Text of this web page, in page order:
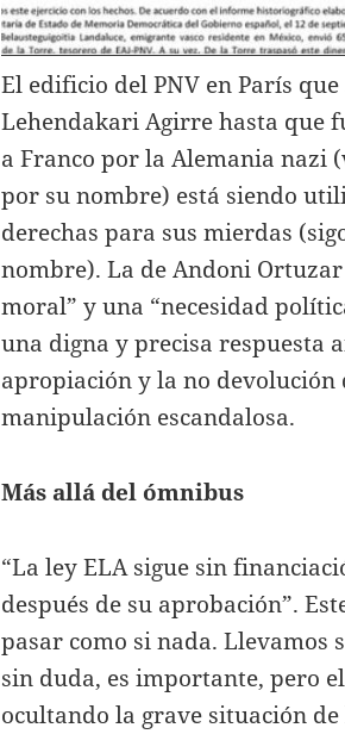
El edificio del PNV en París
Lehendakari Agirre hasta que
a Franco por la Alemania nazi
por su nombre) está siendo
derechas para sus mierdas
nombre). La de Andoni
moral” y una “necesidad
una digna y precisa respuesta
apropiación y la no devolución
manipulación escandalosa.
Más allá del ómnibus
“La ley ELA sigue sin
después de su aprobación”.
pasar como si nada. Llevamos
sin duda, es importante, pero
ocultando la grave situación